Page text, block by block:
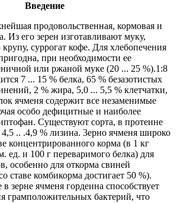
Введение
продовольственная, кормовая и
Из его зерен изготавливают муку,
суррогат кофе. Для хлебопечения
при необходимости ее
или ржаной муке (20 ... 25 %).1:8
7 ... 15 % белка, 65 % безазотистых
2 % жира, 5,0 ... 5,5 % клетчатки,
ячменя содержит все незаменимые
особо дефицитные и наиболее
Существуют сорта, в протеине
.. .4,9 % лизина. 3ерно ячменя широко
концентрированного корма (в 1 кг
ед. и 100 г переваримого белка) для
особенно для откорма свиней
ставе комбикорма достигает 50 %).
зерне ячменя гордеина способствует
грамположительных бактерий, что